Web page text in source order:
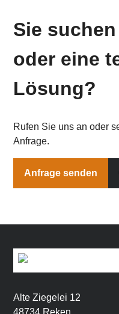
Sie
oder eine
Lösung?
Rufen Sie uns an oder
Anfrage.
Anfrage senden
Alte Ziegelei 12
48734 Reken